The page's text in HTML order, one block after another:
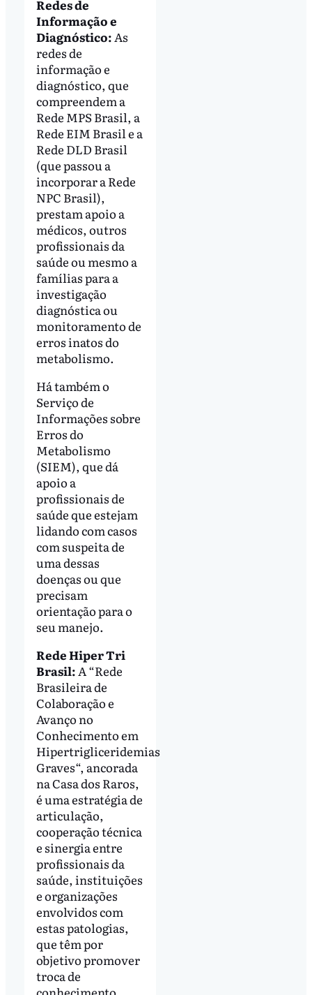
Redes de
Informação e
Diagnóstico: As
redes de
informação e
diagnóstico, que
compreendem a
Rede MPS Brasil, a
Rede EIM Brasil e a
Rede DLD Brasil
(que passou a
incorporar a Rede
NPC Brasil),
prestam apoio a
médicos, outros
profissionais da
saúde ou mesmo a
famílias para a
investigação
diagnóstica ou
monitoramento de
erros inatos do
metabolismo.
Há também o
Serviço de
Informações sobre
Erros do
Metabolismo
(SIEM), que dá
apoio a
profissionais de
saúde que estejam
lidando com casos
com suspeita de
uma dessas
doenças ou que
precisam
orientação para o
seu manejo.
Rede Hiper Tri
Brasil: A “Rede
Brasileira de
Colaboração e
Avanço no
Conhecimento em
Hipertrigliceridemias
Graves“, ancorada
na Casa dos Raros,
é uma estratégia de
articulação,
cooperação técnica
e sinergia entre
profissionais da
saúde, instituições
e organizações
envolvidos com
estas patologias,
que têm por
objetivo promover
troca de